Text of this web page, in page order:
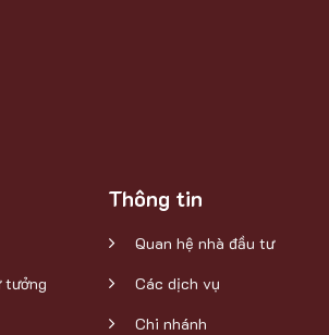
Thông tin
Quan hệ nhà đầu tư
Các dịch vụ
Chi nhánh